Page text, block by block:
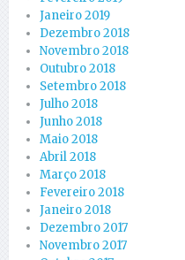
Janeiro 2019
Dezembro 2018
Novembro 2018
Outubro 2018
Setembro 2018
Julho 2018
Junho 2018
Maio 2018
Abril 2018
Março 2018
Fevereiro 2018
Janeiro 2018
Dezembro 2017
Novembro 2017